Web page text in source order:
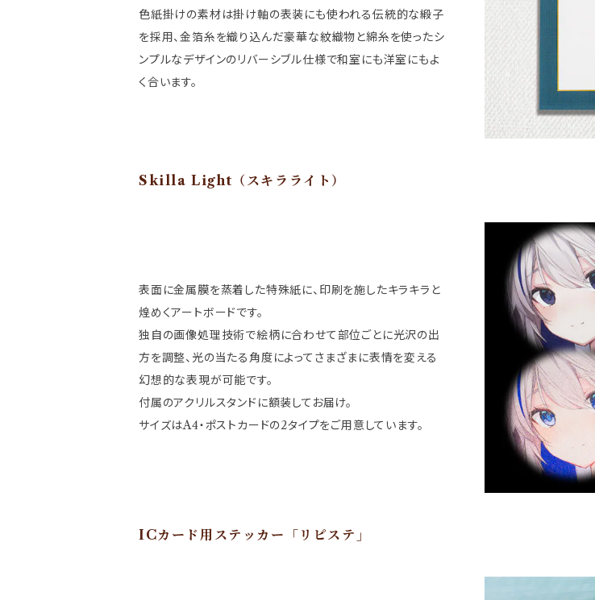
色紙掛けの素材は掛け軸の表装にも使われる伝統的な緞子
を採用、金箔糸を織り込んだ豪華な紋織物と綿糸を使ったシ
ンプルなデザインのリバーシブル仕様で和室にも洋室にもよ
く合います。
Skilla Light（スキラライト）
表面に金属膜を蒸着した特殊紙に、印刷を施したキラキラと
煌めくアートボードです。
独自の画像処理技術で絵柄に合わせて部位ごとに光沢の出
方を調整、光の当たる角度によってさまざまに表情を変える
幻想的な表現が可能です。
付属のアクリルスタンドに額装してお届け。
サイズはA4・ポストカードの2タイプをご用意しています。
ICカード⽤ステッカー「リピステ」